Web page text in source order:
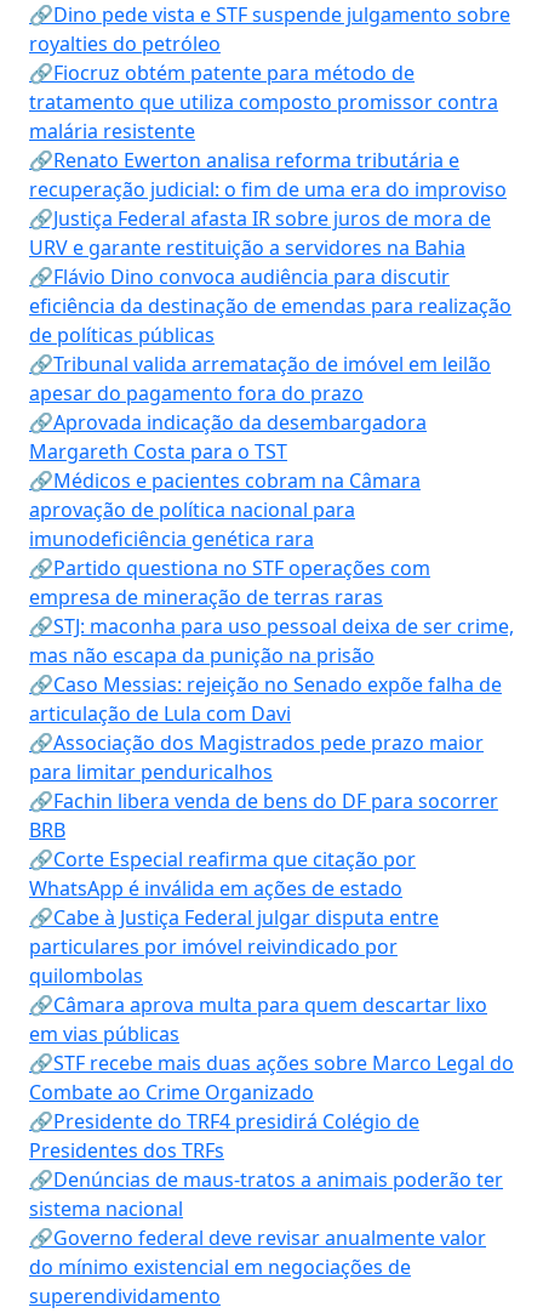
🔗Dino pede vista e STF suspende julgamento sobre
royalties do petróleo
🔗Fiocruz obtém patente para método de
tratamento que utiliza composto promissor contra
malária resistente
🔗Renato Ewerton analisa reforma tributária e
recuperação judicial: o fim de uma era do improviso
🔗Justiça Federal afasta IR sobre juros de mora de
URV e garante restituição a servidores na Bahia
🔗Flávio Dino convoca audiência para discutir
eficiência da destinação de emendas para realização
de políticas públicas
🔗Tribunal valida arrematação de imóvel em leilão
apesar do pagamento fora do prazo
🔗Aprovada indicação da desembargadora
Margareth Costa para o TST
🔗Médicos e pacientes cobram na Câmara
aprovação de política nacional para
imunodeficiência genética rara
🔗Partido questiona no STF operações com
empresa de mineração de terras raras
🔗STJ: maconha para uso pessoal deixa de ser crime,
mas não escapa da punição na prisão
🔗Caso Messias: rejeição no Senado expõe falha de
articulação de Lula com Davi
🔗Associação dos Magistrados pede prazo maior
para limitar penduricalhos
🔗Fachin libera venda de bens do DF para socorrer
BRB
🔗Corte Especial reafirma que citação por
WhatsApp é inválida em ações de estado
🔗Cabe à Justiça Federal julgar disputa entre
particulares por imóvel reivindicado por
quilombolas
🔗Câmara aprova multa para quem descartar lixo
em vias públicas
🔗STF recebe mais duas ações sobre Marco Legal do
Combate ao Crime Organizado
🔗Presidente do TRF4 presidirá Colégio de
Presidentes dos TRFs
🔗Denúncias de maus-tratos a animais poderão ter
sistema nacional
🔗Governo federal deve revisar anualmente valor
do mínimo existencial em negociações de
superendividamento